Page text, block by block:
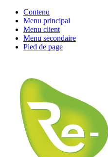
Contenu
Menu principal
Menu client
Menu secondaire
Pied de page